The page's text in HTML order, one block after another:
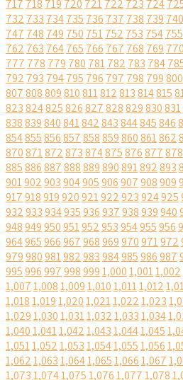
717 718 719 720 721722 723 724
732 733 734735 736 737 738 739 740
747 748 749 750 751752 753 754755
762 763 764765 766 767 768 769 770
777 778 779 780 781782 783 784
792 793 794795 796 797 798 799800
807808809810811812813814815
823824825826827828829830831
838839840841842843844845846
854855856857858859860861862
870871872873874875876877878
885886887888889890891892893
901902903904905906907908909
917918919920921922923924925
932933934935936937938939940
948949950951952953954955956
964965966967968969970971972
979980981982983984985986987
9959969979989991,0001,0011,002
1,0071,0081,0091,0101,0111,012
1,0181,0191,0201,0211,0221,023
1,0291,0301,0311,0321,0331,034
1,0401,0411,0421,0431,0441,045
1,0511,0521,0531,0541,0551,056
1,0621,0631,0641,0651,0661,067
1,0731,0741,0751,0761,0771,078